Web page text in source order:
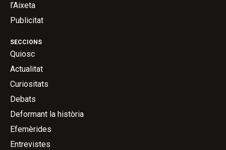
SECCIONS
Quiosc
Actualitat
Curiositats
Debats
Deformant la història
Efemèrides
Entrevistes
l’Aixeta
Publicitat